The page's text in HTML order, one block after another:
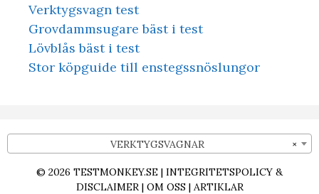
Verktygsvagn test
Grovdammsugare bäst i test
Lövblås bäst i test
Stor köpguide till enstegssnöslungor
×
VERKTYGSVAGNAR
© 2026 TESTMONKEY.SE | INTEGRITETSPOLICY &
DISCLAIMER| OM OSS| ARTIKLAR